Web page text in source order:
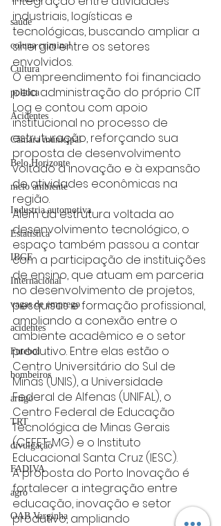
saúde
coluna criminal
Cultura
politica
Acidentes
Câmara municipal
Belo Horizonte
meio ambiente
Industria automotiva
Estatística
IBGE
Internacional
vagas de emprego
acidentes
Futebol
bombeiros
artigo
TRT
divulgação
FADIVA
agro
OAB Varginha
industriais, logísticas e
tecnológicas, buscando ampliar a
sinergia entre os setores
envolvidos.
O empreendimento foi financiado
pela administração do próprio CIT
Log e contou com apoio
institucional no processo de
estruturação, reforçando sua
proposta de desenvolvimento
voltado à inovação e à expansão
de atividades econômicas na
região.
Além da estrutura voltada ao
desenvolvimento tecnológico, o
espaço também passou a contar
com a participação de instituições
de ensino, que atuam em parceria
no desenvolvimento de projetos,
pesquisas e formação profissional,
ampliando a conexão entre o
ambiente acadêmico e o setor
produtivo. Entre elas estão o
Centro Universitário do Sul de
Minas (UNIS), a Universidade
Federal de Alfenas (UNIFAL), o
Centro Federal de Educação
Tecnológica de Minas Gerais
(CEFET-MG) e o Instituto
Educacional Santa Cruz (IESC).
A proposta do Porto Inovação é
fortalecer a integração entre
educação, inovação e setor
produtivo, ampliando